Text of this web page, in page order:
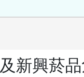
新興菸